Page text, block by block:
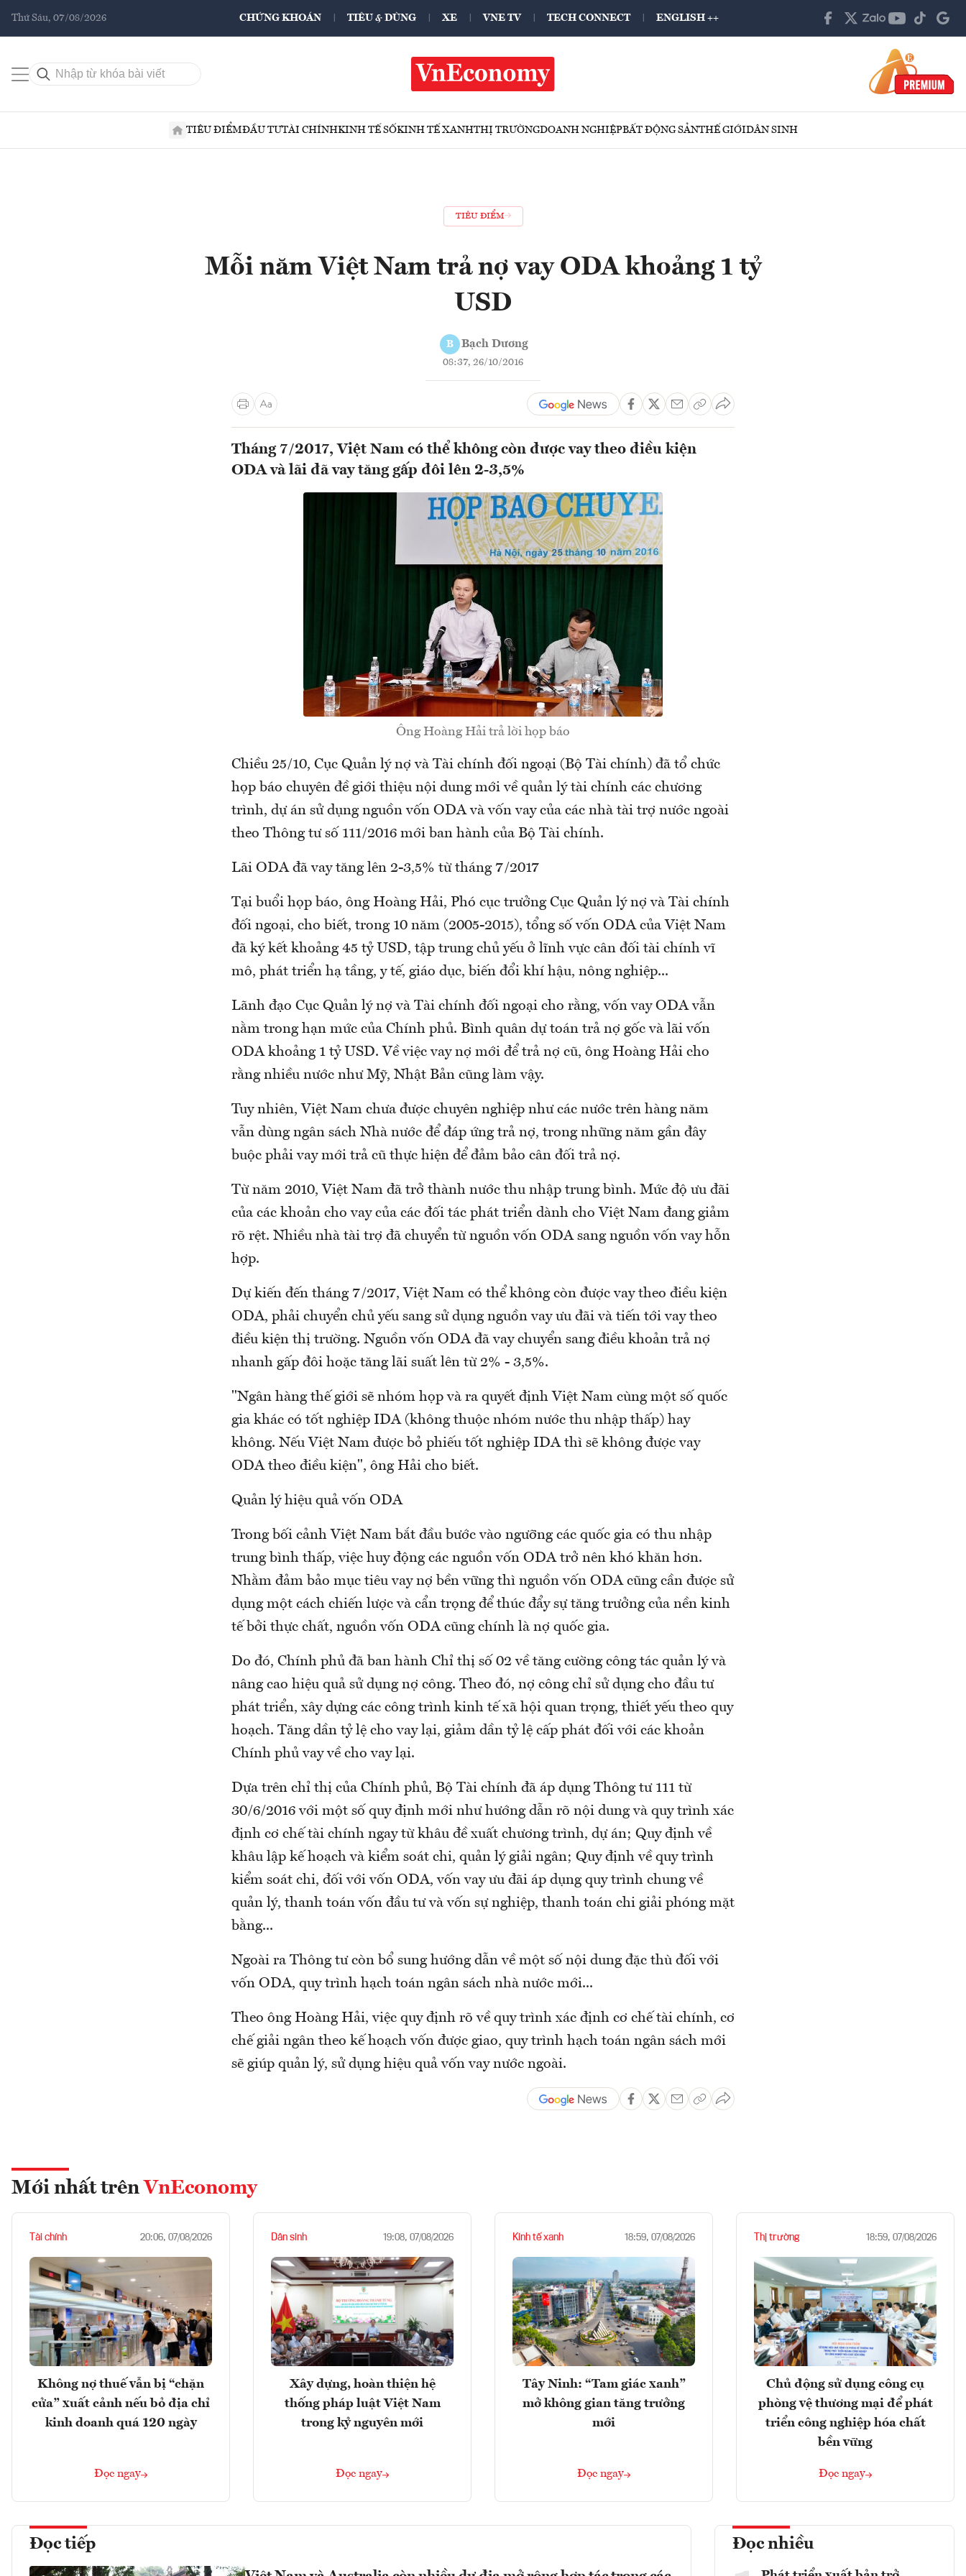
Thứ Sáu, 07/08/2026 CHỨNG KHOÁN TIÊU & DÙNG XE VNE TV TECH CONNECT ENGLISH ++
TIÊU ĐIỂMĐẦU TƯTÀI CHÍNHKINH TẾ SỐKINH TẾ XANHTHỊ TRƯỜNGDOANH NGHIỆPBẤT ĐỘNG SẢNTHẾ GIỚIDÂN SINH
TIÊU ĐIỂM
Mỗi năm Việt Nam trả nợ vay ODA khoảng 1 tỷ
USD
B Bạch Dương
08:37, 26/10/2016
Tháng 7/2017, Việt Nam có thể không còn được vay theo điều kiện
ODA và lãi đã vay tăng gấp đôi lên 2-3,5%
Ông Hoàng Hải trả lời họp báo
Chiều 25/10, Cục Quản lý nợ và Tài chính đối ngoại (Bộ Tài chính) đã tổ chức
họp báo chuyên đề giới thiệu nội dung mới về quản lý tài chính các chương
trình, dự án sử dụng nguồn vốn ODA và vốn vay của các nhà tài trợ nước ngoài
theo Thông tư số 111/2016 mới ban hành của Bộ Tài chính.
Lãi ODA đã vay tăng lên 2-3,5% từ tháng 7/2017
Tại buổi họp báo, ông Hoàng Hải, Phó cục trưởng Cục Quản lý nợ và Tài chính
đối ngoại, cho biết, trong 10 năm (2005-2015), tổng số vốn ODA của Việt Nam
đã ký kết khoảng 45 tỷ USD, tập trung chủ yếu ở lĩnh vực cân đối tài chính vĩ
mô, phát triển hạ tầng, y tế, giáo dục, biến đổi khí hậu, nông nghiệp...
Lãnh đạo Cục Quản lý nợ và Tài chính đối ngoại cho rằng, vốn vay ODA vẫn
nằm trong hạn mức của Chính phủ. Bình quân dự toán trả nợ gốc và lãi vốn
ODA khoảng 1 tỷ USD. Về việc vay nợ mới để trả nợ cũ, ông Hoàng Hải cho
rằng nhiều nước như Mỹ, Nhật Bản cũng làm vậy.
Tuy nhiên, Việt Nam chưa được chuyên nghiệp như các nước trên hàng năm
vẫn dùng ngân sách Nhà nước để đáp ứng trả nợ, trong những năm gần đây
buộc phải vay mới trả cũ thực hiện để đảm bảo cân đối trả nợ.
Từ năm 2010, Việt Nam đã trở thành nước thu nhập trung bình. Mức độ ưu đãi
của các khoản cho vay của các đối tác phát triển dành cho Việt Nam đang giảm
rõ rệt. Nhiều nhà tài trợ đã chuyển từ nguồn vốn ODA sang nguồn vốn vay hỗn
hợp.
Dự kiến đến tháng 7/2017, Việt Nam có thể không còn được vay theo điều kiện
ODA, phải chuyển chủ yếu sang sử dụng nguồn vay ưu đãi và tiến tới vay theo
điều kiện thị trường. Nguồn vốn ODA đã vay chuyển sang điều khoản trả nợ
nhanh gấp đôi hoặc tăng lãi suất lên từ 2% - 3,5%.
"Ngân hàng thế giới sẽ nhóm họp và ra quyết định Việt Nam cùng một số quốc
gia khác có tốt nghiệp IDA (không thuộc nhóm nước thu nhập thấp) hay
không. Nếu Việt Nam được bỏ phiếu tốt nghiệp IDA thì sẽ không được vay
ODA theo điều kiện", ông Hải cho biết.
Quản lý hiệu quả vốn ODA
Trong bối cảnh Việt Nam bắt đầu bước vào ngưỡng các quốc gia có thu nhập
trung bình thấp, việc huy động các nguồn vốn ODA trở nên khó khăn hơn.
Nhằm đảm bảo mục tiêu vay nợ bền vững thì nguồn vốn ODA cũng cần được sử
dụng một cách chiến lược và cẩn trọng để thúc đẩy sự tăng trưởng của nền kinh
tế bởi thực chất, nguồn vốn ODA cũng chính là nợ quốc gia.
Do đó, Chính phủ đã ban hành Chỉ thị số 02 về tăng cường công tác quản lý và
nâng cao hiệu quả sử dụng nợ công. Theo đó, nợ công chỉ sử dụng cho đầu tư
phát triển, xây dựng các công trình kinh tế xã hội quan trọng, thiết yếu theo quy
hoạch. Tăng dần tỷ lệ cho vay lại, giảm dần tỷ lệ cấp phát đối với các khoản
Chính phủ vay về cho vay lại.
Dựa trên chỉ thị của Chính phủ, Bộ Tài chính đã áp dụng Thông tư 111 từ
30/6/2016 với một số quy định mới như hướng dẫn rõ nội dung và quy trình xác
định cơ chế tài chính ngay từ khâu đề xuất chương trình, dự án; Quy định về
khâu lập kế hoạch và kiểm soát chi, quản lý giải ngân; Quy định về quy trình
kiểm soát chi, đối với vốn ODA, vốn vay ưu đãi áp dụng quy trình chung về
quản lý, thanh toán vốn đầu tư và vốn sự nghiệp, thanh toán chi giải phóng mặt
bằng...
Ngoài ra Thông tư còn bổ sung hướng dẫn về một số nội dung đặc thù đối với
vốn ODA, quy trình hạch toán ngân sách nhà nước mới...
Theo ông Hoàng Hải, việc quy định rõ về quy trình xác định cơ chế tài chính, cơ
chế giải ngân theo kế hoạch vốn được giao, quy trình hạch toán ngân sách mới
sẽ giúp quản lý, sử dụng hiệu quả vốn vay nước ngoài.
Mới nhất trên VnEconomy
Tài chính 20:06, 07/08/2026
Không nợ thuế vẫn bị “chặn
cửa” xuất cảnh nếu bỏ địa chỉ
kinh doanh quá 120 ngày
Đọc ngay
Dân sinh 19:08, 07/08/2026
Xây dựng, hoàn thiện hệ
thống pháp luật Việt Nam
trong kỷ nguyên mới
Đọc ngay
Kinh tế xanh 18:59, 07/08/2026
Tây Ninh: “Tam giác xanh”
mở không gian tăng trưởng
mới
Đọc ngay
Thị trường 18:59, 07/08/2026
Chủ động sử dụng công cụ
phòng vệ thương mại để phát
triển công nghiệp hóa chất
bền vững
Đọc ngay
Đọc tiếp Đọc nhiều